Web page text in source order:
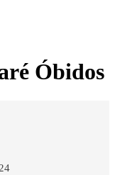
Óbidos